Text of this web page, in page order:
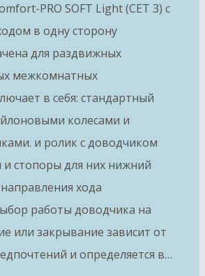
PRO SOFT Light (СЕТ 3) с
в одну сторону
для раздвижных
межкомнатных
в себя: стандартный
колесами и
и ролик с доводчиком
и стопоры для них нижний
хода
работы доводчика на
или закрывание зависит от
и определяется в…